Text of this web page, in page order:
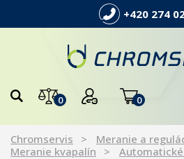
+420 274
0 0
Chromservis
Meranie a
Meranie kvapalín